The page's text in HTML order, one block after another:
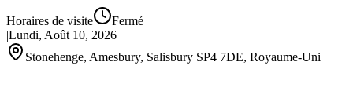
Horaires de visite
Fermé
|Lundi, Août 10, 2026
Stonehenge, Amesbury, Salisbury SP4 7DE, Royaume‑Uni